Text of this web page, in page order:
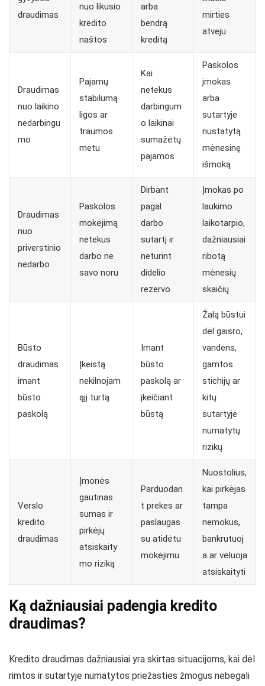
draudimas
nuo likusio
kredito
naštos
arba
bendrą
kreditą
mirties
atveju
Draudimas
nuo laikino
nedarbingu
mo
Pajamų
stabilumą
ligos ar
traumos
metu
Kai
netekus
darbingum
o laikinai
sumažėtų
pajamos
Paskolos
įmokas
arba
sutartyje
nustatytą
mėnesinę
išmoką
Draudimas
nuo
priverstinio
nedarbo
Paskolos
mokėjimą
netekus
darbo ne
savo noru
Dirbant
pagal
darbo
sutartį ir
neturint
didelio
rezervo
Įmokas po
laukimo
laikotarpio,
dažniausiai
ribotą
mėnesių
skaičių
Būsto
draudimas
imant
būsto
paskolą
Įkeistą
nekilnojam
ąjį turtą
Imant
būsto
paskolą ar
įkeičiant
būstą
Žalą būstui
dėl gaisro,
vandens,
gamtos
stichijų ar
kitų
sutartyje
numatytų
rizikų
Verslo
kredito
draudimas
Įmonės
gautinas
sumas ir
pirkėjų
atsiskaity
mo riziką
Parduodan
t prekes ar
paslaugas
su atidėtu
mokėjimu
Nuostolius,
kai pirkėjas
tampa
nemokus,
bankrutuoj
a ar vėluoja
atsiskaityti
Ką dažniausiai padengia kredito
draudimas?
Kredito draudimas dažniausiai yra skirtas situacijoms, kai dėl
rimtos ir sutartyje numatytos priežasties žmogus nebegali